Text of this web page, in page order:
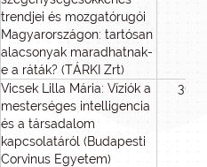
trendjei és mozgatórugói
Magyarországon: tartósan
alacsonyak maradhatnak-
e a ráták? (TÁRKI Zrt)
Vicsek Lilla Mária: Víziók a
mesterséges intelligencia
és a társadalom
kapcsolatáról (Budapesti
Corvinus Egyetem)
36